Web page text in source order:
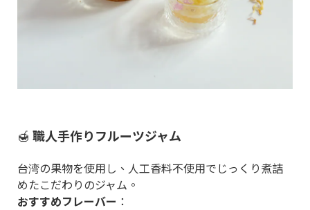
🍯 職人手作りフルーツジャム
台湾の果物を使用し、人工香料不使用でじっくり煮詰
めたこだわりのジャム。
おすすめフレーバー ：